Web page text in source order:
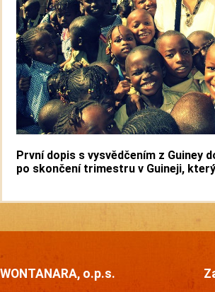
První dopis s vysvědčením z Guiney
po skončení trimestru v Guineji,
WONTANARA, o.p.s.